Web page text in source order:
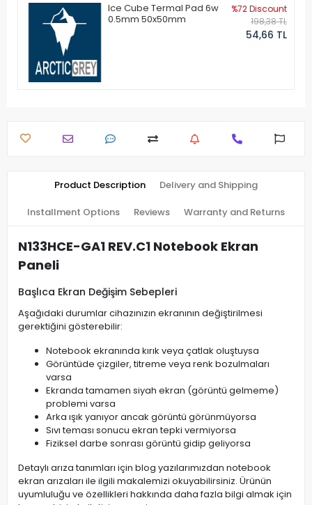
Ice Cube Termal Pad 6w
0.5mm 50x50mm
%72 Discount
198,38 TL
54,66 TL
Product Description Delivery and Shipping
Installment Options Reviews Warranty and Returns
N133HCE-GA1 REV.C1 Notebook Ekran
Paneli
Başlıca Ekran Değişim Sebepleri
Aşağıdaki durumlar cihazınızın ekranının değiştirilmesi
gerektiğini gösterebilir:
Notebook ekranında kırık veya çatlak oluştuysa
Görüntüde çizgiler, titreme veya renk bozulmaları
varsa
Ekranda tamamen siyah ekran (görüntü gelmeme)
problemi varsa
Arka ışık yanıyor ancak görüntü görünmüyorsa
Sıvı teması sonucu ekran tepki vermiyorsa
Fiziksel darbe sonrası görüntü gidip geliyorsa
Detaylı arıza tanımları için blog yazılarımızdan notebook
ekran arızaları ile ilgili makalemizi okuyabilirsiniz. Ürünün
uyumluluğu ve özellikleri hakkında daha fazla bilgi almak için